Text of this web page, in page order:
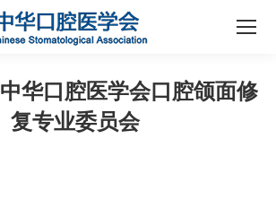
中华口腔医学会口腔颌面修
复专业委员会